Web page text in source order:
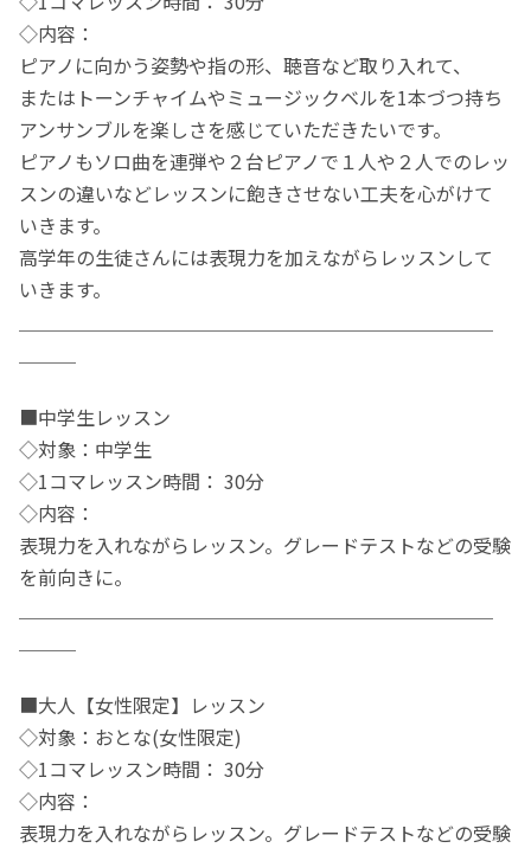
◇内容：
ピアノに向かう姿勢や指の形、聴音など取り入れて、
またはトーンチャイムやミュージックベルを1本づつ持ち
アンサンブルを楽しさを感じていただきたいです。
ピアノもソロ曲を連弾や２台ピアノで１人や２人でのレッ
スンの違いなどレッスンに飽きさせない工夫を心がけて
いきます。
高学年の生徒さんには表現力を加えながらレッスンして
いきます。
■中学生レッスン
◇対象：中学生
◇1コマレッスン時間： 30分
◇内容：
表現力を入れながらレッスン。グレードテストなどの受験
を前向きに。
■大人【女性限定】レッスン
◇対象：おとな(女性限定)
◇1コマレッスン時間： 30分
◇内容：
表現力を入れながらレッスン。グレードテストなどの受験